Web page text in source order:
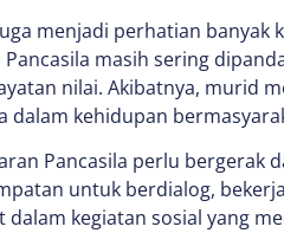
menjadi perhatian banyak
masih sering
nilai. Akibatnya, murid
dalam kehidupan
Pancasila perlu bergerak
untuk berdialog,
dalam kegiatan sosial yang